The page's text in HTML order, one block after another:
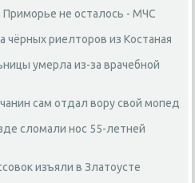
не осталось - МЧС
риелторов из Костаная
умерла из-за врачебной
сам отдал вору свой мопед
сломали нос 55-летней
изъяли в Златоусте